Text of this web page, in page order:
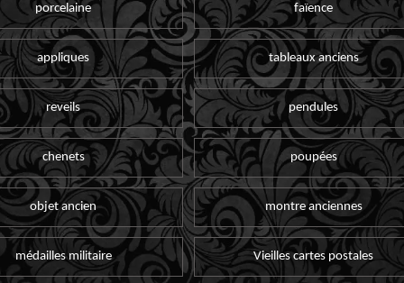
porcelaine faïence
appliques tableaux anciens
reveils pendules
chenets poupées
objet ancien montre anciennes
médailles militaire Vieilles cartes postales